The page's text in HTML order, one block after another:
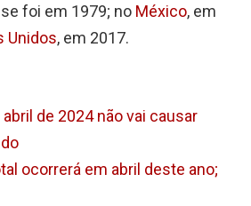
foi em 1979; no México, em
Unidos, em 2017.
de 2024 não vai causar
ocorrerá em abril deste ano;